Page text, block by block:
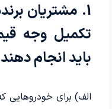
1. مشتریان
تکمیل وجه
باید انجام
الف) برای خودروهایی